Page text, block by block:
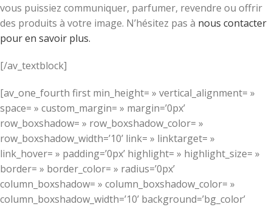
vous puissiez communiquer, parfumer, revendre ou offrir
des produits à votre image. N’hésitez pas à nous contacter
pour en savoir plus.
[/av_textblock]
[av_one_fourth first min_height= » vertical_alignment= »
space= » custom_margin= » margin=’0px’
row_boxshadow= » row_boxshadow_color= »
row_boxshadow_width=’10’ link= » linktarget= »
link_hover= » padding=’0px’ highlight= » highlight_size= »
border= » border_color= » radius=’0px’
column_boxshadow= » column_boxshadow_color= »
column_boxshadow_width=’10’ background=’bg_color’